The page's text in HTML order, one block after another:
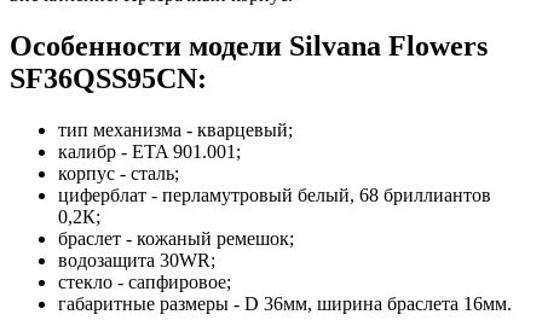
Особенности модели Silvana Flowers
SF36QSS95CN:
тип механизма - кварцевый;
калибр - ETA 901.001;
корпус - сталь;
циферблат - перламутровый белый, 68 бриллиантов
0,2К;
браслет - кожаный ремешок;
водозащита 30WR;
стекло - сапфировое;
габаритные размеры - D 36мм, ширина браслета 16мм.